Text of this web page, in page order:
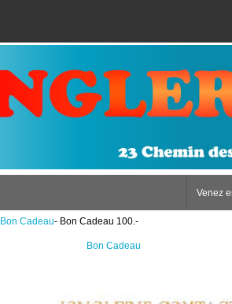
Venez
Bon Cadeau- Bon Cadeau 100.-
Bon Cadeau